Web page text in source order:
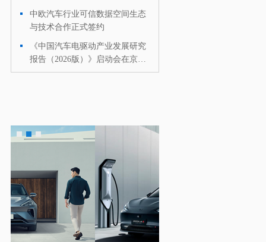
中欧汽车行业可信数据空间生态
与技术合作正式签约
《中国汽车电驱动产业发展研究
报告（2026版）》启动会在京召
开